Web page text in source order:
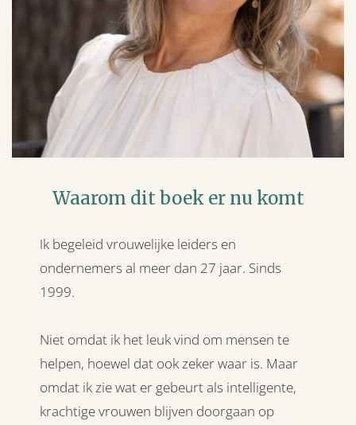
Waarom dit boek er nu komt
Ik begeleid vrouwelijke leiders en
ondernemers al meer dan 27 jaar. Sinds
1999.
Niet omdat ik het leuk vind om mensen te
helpen, hoewel dat ook zeker waar is. Maar
omdat ik zie wat er gebeurt als intelligente,
krachtige vrouwen blijven doorgaan op